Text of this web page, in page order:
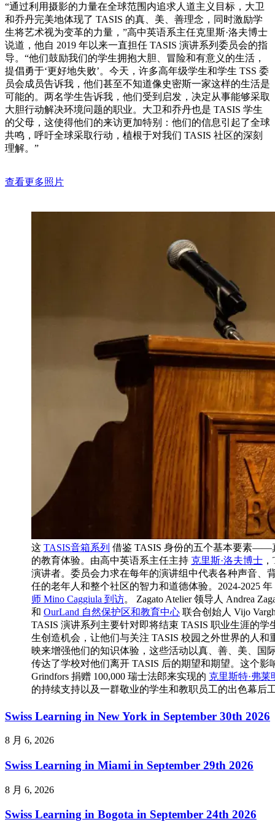
“通过利用摄影的力量在全球范围内追求人道主义目标，大卫
和乔丹完美地体现了 TASIS 的真、美、善理念，同时激励学
生将艺术视为变革的力量，”高中英语系主任克里斯·洛夫博士
说道，他自 2019 年以来一直担任 TASIS 演讲系列委员会的指
导。“他们鼓励我们的学生拥抱大胆、冒险和有意义的生活，
提倡勇于‘更好地失败’。今天，许多高年级学生和学生 TSS 委
员会成员告诉我，他们甚至不知道像史密斯一家这样的生活是
可能的。两名学生告诉我，他们受到启发，决定从事能够采取
大胆行动解决环境问题的职业。大卫和乔丹也是 TASIS 学生
的父母，这使得他们的来访更加特别：他们的信息引起了全球
共鸣，呼吁全球采取行动，植根于对我们 TASIS 社区的深刻
理解。”
查看更多照片
这 TASIS音箱系列 借鉴 TASIS 身份的五个基本要素——
的教育体验。由高中英语系主任主持 克里斯·洛夫博士
演讲者。委员会力求在每年的演讲组中代表各种声音、
任的老年人和整个社区的智力和道德体验。2024-2025
师 Mino Caggiula 到访。 Zagato Atelier 领导人 Andrea
和 OurLand 自然保护区和教育中心 联合创始人 Vijo
TASIS 演讲系列主要针对即将结束 TASIS 职业生涯的
生创造机会，让他们与关注 TASIS 校园之外世界的人
映来增强他们的知识体验，这些活动以真、善、美、国
传达了学校对他们离开 TASIS 后的期望和期望。这个影
Grindfors 捐赠 100,000 瑞士法郎来实现的 克里斯特·弗
的持续支持以及一群敬业的学生和教职员工的出色幕后
Swiss Learning in New York in September 30th 2026
8 月 6, 2026
Swiss Learning in Miami in September 29th 2026
8 月 6, 2026
Swiss Learning in Bogota in September 24th 2026